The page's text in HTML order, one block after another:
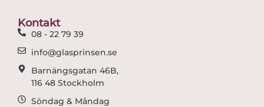
Kontakt
08 - 22 79 39
info@glasprinsen.se
Barnängsgatan 46B,
116 48 Stockholm
Söndag & Måndag